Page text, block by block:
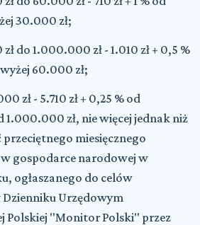
30.000 zł;
do 1.000.000 zł - 1.010 zł + 0,5 %
60.000 zł;
zł - 5.710 zł + 0,25 % od
1.000.000 zł, nie więcej jednak niż
miesięcznego
gospodarce narodowej w
ogłaszanego do celów
Urzędowym
Polskiej "Monitor Polski" przez